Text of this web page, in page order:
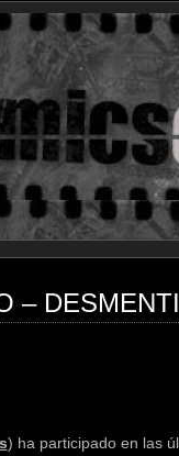
en
–
) ha participado en las